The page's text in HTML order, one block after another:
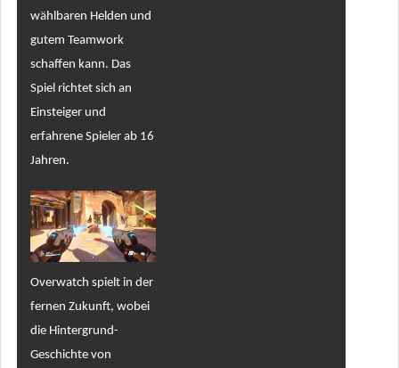
wählbaren Helden und
gutem Teamwork
schaffen kann. Das
Spiel richtet sich an
Einsteiger und
erfahrene Spieler ab 16
Jahren.
Overwatch spielt in der
fernen Zukunft, wobei
die Hintergrund-
Geschichte von